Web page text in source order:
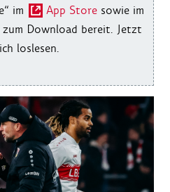
im
App Store sowie im
zum Download bereit. Jetzt
loslesen.